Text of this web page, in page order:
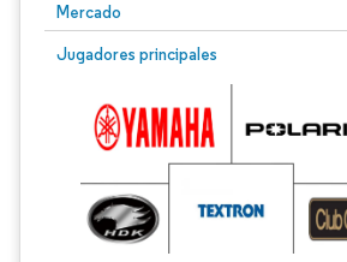
Mercado
Jugadores principales
Imagen © Mordor Intelligence. El uso requiere